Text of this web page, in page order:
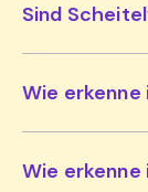
Sind
Wie
Wie